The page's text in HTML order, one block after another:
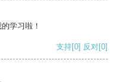
学习啦！
支持[0] 反对[0]